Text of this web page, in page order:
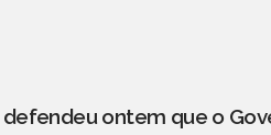
ontem que o